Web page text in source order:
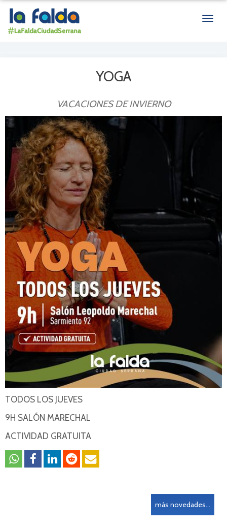
YOGA
VACACIONES DE INVIERNO
TODOS LOS JUEVES
9H SALÓN MARECHAL
ACTIVIDAD GRATUITA
más novedades...